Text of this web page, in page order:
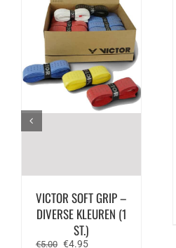
VICTOR SOFT GRIP –
DIVERSE KLEUREN (1
ST.)
€5.00 Oorspronkelijke
€4.95Huidige